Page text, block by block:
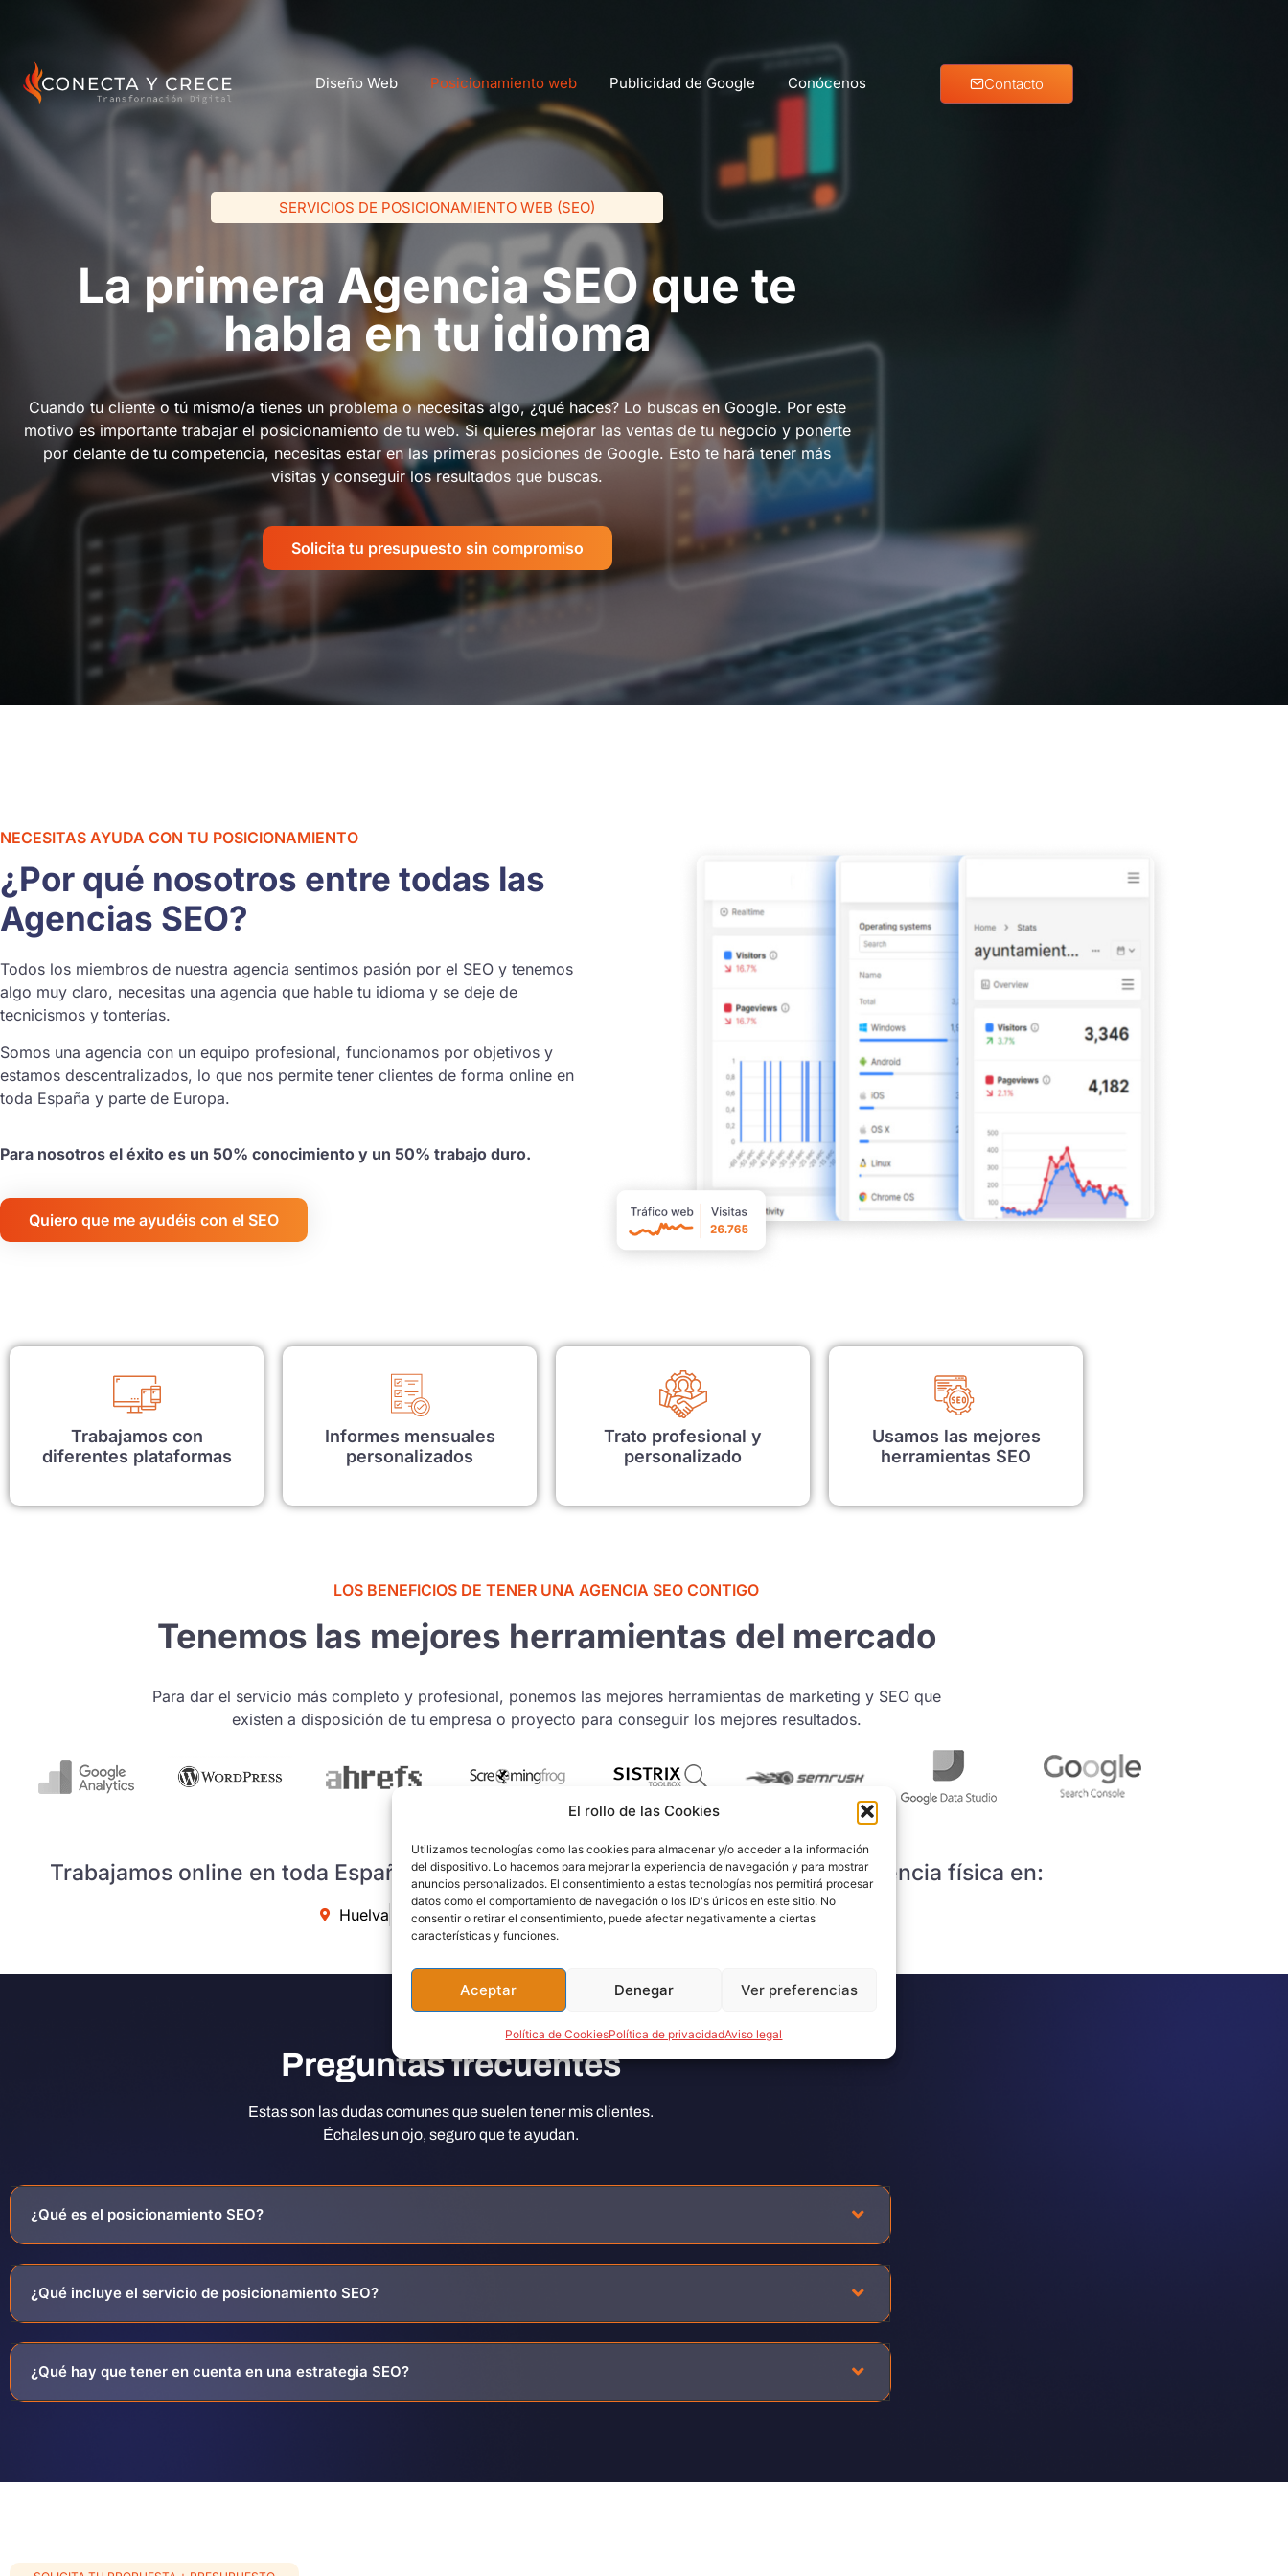
El rollo de las Cookies
Utilizamos tecnologías como las cookies para almacenar y/o acceder a la información
del dispositivo. Lo hacemos para mejorar la experiencia de navegación y para mostrar
anuncios personalizados. El consentimiento a estas tecnologías nos permitirá procesar
datos como el comportamiento de navegación o los ID's únicos en este sitio. No
consentir o retirar el consentimiento, puede afectar negativamente a ciertas
características y funciones.
Aceptar Denegar Ver preferencias
Política de CookiesPolítica de privacidadAviso legal
Diseño Web Posicionamiento web Publicidad de Google Conócenos Contacto
SERVICIOS DE POSICIONAMIENTO WEB (SEO)
La primera Agencia SEO que te
habla en tu idioma
Cuando tu cliente o tú mismo/a tienes un problema o necesitas algo, ¿qué haces? Lo buscas en Google. Por este
motivo es importante trabajar el posicionamiento de tu web. Si quieres mejorar las ventas de tu negocio y ponerte
por delante de tu competencia, necesitas estar en las primeras posiciones de Google. Esto te hará tener más
visitas y conseguir los resultados que buscas.
Solicita tu presupuesto sin compromiso
NECESITAS AYUDA CON TU POSICIONAMIENTO
¿Por qué nosotros entre todas las
Agencias SEO?
Todos los miembros de nuestra agencia sentimos pasión por el SEO y tenemos
algo muy claro, necesitas una agencia que hable tu idioma y se deje de
tecnicismos y tonterías.
Somos una agencia con un equipo profesional, funcionamos por objetivos y
estamos descentralizados, lo que nos permite tener clientes de forma online en
toda España y parte de Europa.
Para nosotros el éxito es un 50% conocimiento y un 50% trabajo duro.
Quiero que me ayudéis con el SEO
Trabajamos con
diferentes plataformas
Informes mensuales
personalizados
Trato profesional y
personalizado
Usamos las mejores
herramientas SEO
LOS BENEFICIOS DE TENER UNA AGENCIA SEO CONTIGO
Tenemos las mejores herramientas del mercado
Para dar el servicio más completo y profesional, ponemos las mejores herramientas de marketing y SEO que
existen a disposición de tu empresa o proyecto para conseguir los mejores resultados.
Trabajamos online en toda España y Latinoamérica pero, además tenemos presencia física en:
Huelva Valencia Castellón Alicante Sevilla Cádiz
Preguntas frecuentes
Estas son las dudas comunes que suelen tener mis clientes.
Échales un ojo, seguro que te ayudan.
¿Qué es el posicionamiento SEO?
¿Qué incluye el servicio de posicionamiento SEO?
¿Qué hay que tener en cuenta en una estrategia SEO?